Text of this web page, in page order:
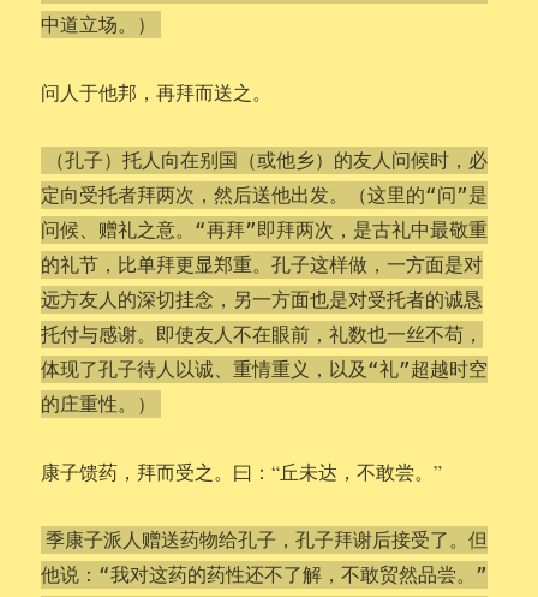
中道立场。）
问人于他邦，再拜而送之。
（孔子）托人向在别国（或他乡）的友人问候时，必
定向受托者拜两次，然后送他出发。（这里的“问”是
问候、赠礼之意。“再拜”即拜两次，是古礼中最敬重
的礼节，比单拜更显郑重。孔子这样做，一方面是对
远方友人的深切挂念，另一方面也是对受托者的诚恳
托付与感谢。即使友人不在眼前，礼数也一丝不苟，
体现了孔子待人以诚、重情重义，以及“礼”超越时空
的庄重性。）
康子馈药，拜而受之。曰：“丘未达，不敢尝。”
季康子派人赠送药物给孔子，孔子拜谢后接受了。但
他说：“我对这药的药性还不了解，不敢贸然品尝。”